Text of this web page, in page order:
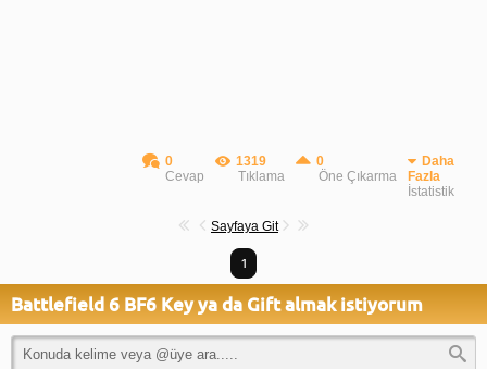
0
Cevap
1319
Tıklama
0
Öne Çıkarma
Daha
Fazla
İstatistik
Sayfaya Git
1
Battlefield 6 BF6 Key ya da Gift almak istiyorum